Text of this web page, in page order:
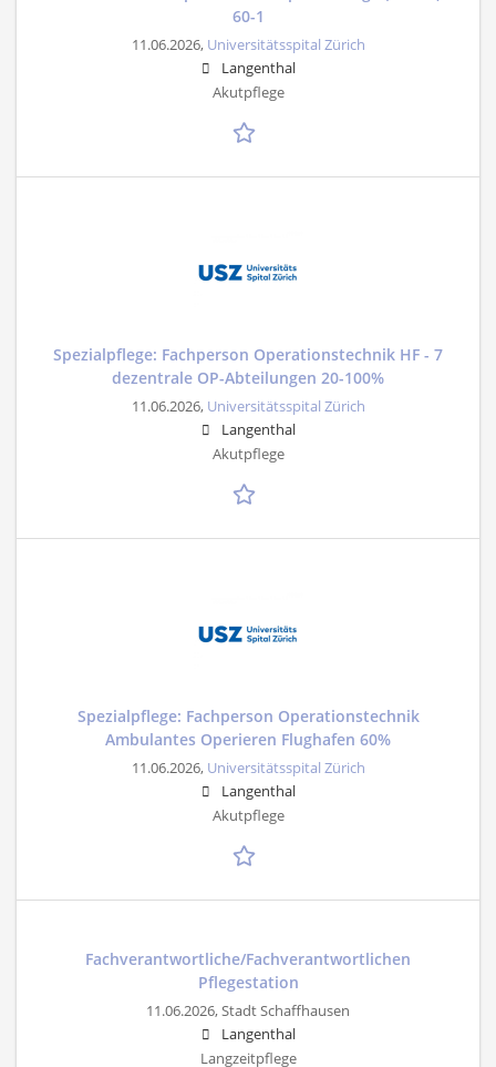
60-1
11.06.2026, Universitätsspital Zürich
Langenthal
Akutpflege
Spezialpflege: Fachperson Operationstechnik HF - 7
dezentrale OP-Abteilungen 20-100%
11.06.2026, Universitätsspital Zürich
Langenthal
Akutpflege
Spezialpflege: Fachperson Operationstechnik
Ambulantes Operieren Flughafen 60%
11.06.2026, Universitätsspital Zürich
Langenthal
Akutpflege
Fachverantwortliche/Fachverantwortlichen
Pflegestation
11.06.2026,Stadt Schaffhausen
Langenthal
Langzeitpflege